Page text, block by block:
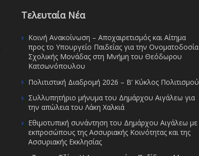
Τελευταία Νέα
Κοινή Ανακοίνωση – Αποχαιρετισμός και Αίτημα
προς το Υπουργείο Παιδείας για την Ονοματοδοσία
Σχολικής Μονάδας στη Μνήμη του Θεόδωρου
Κατσωνόπουλου
Πολιτιστική Διαδρομή 2026 – Β’ Κύκλος Πολιτισμού
Συλλυπητήριο μήνυμα του Δημάρχου Αιγάλεω για
την απώλεια του Λάκη Χαλκιά
Εθιμοτυπική συνάντηση του Δημάρχου Αιγάλεω με
εκπροσώπους της Ασσυριακής Κοινότητας και της
Ασσυριακής Εκκλησίας